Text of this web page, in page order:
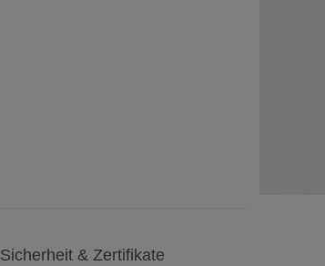
Sicherheit & Zertifikate